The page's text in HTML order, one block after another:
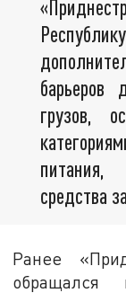
барьеров
грузов,
средства
Ранее